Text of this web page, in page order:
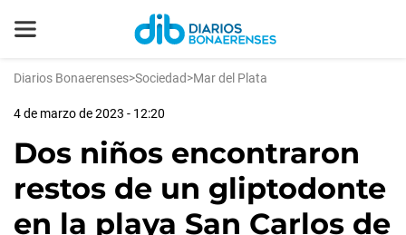
Diarios Bonaerenses>Sociedad>Mar del Plata
4 de marzo de 2023 - 12:20
Dos niños encontraron
restos de un gliptodonte
en la playa San Carlos de